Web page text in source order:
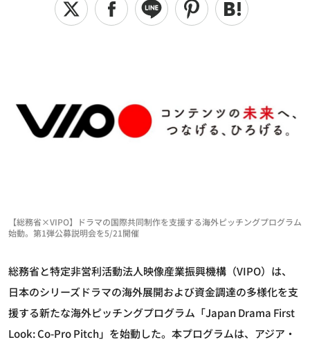
【総務省×VIPO】ドラマの国際共同制作を支援する海外ピッチングプログラム
始動。第1弾公募説明会を5/21開催
総務省と特定非営利活動法人映像産業振興機構（VIPO）は、
日本のシリーズドラマの海外展開および資金調達の多様化を支
援する新たな海外ピッチングプログラム「Japan Drama First
Look: Co-Pro Pitch」を始動した。本プログラムは、アジア・